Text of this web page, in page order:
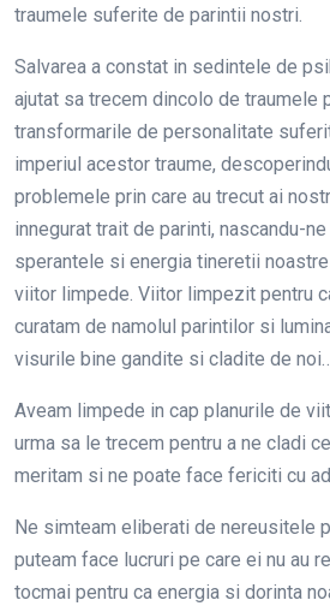
traumele suferite de parintii nostri.
Salvarea a constat in sedintele de
ajutat sa trecem dincolo de traumele
transformarile de personalitate
imperiul acestor traume,
problemele prin care au trecut ai
innegurat trait de parinti, nascandu-
sperantele si energia tineretii
viitor limpede. Viitor limpezit pentru
curatam de namolul parintilor si
visurile bine gandite si cladite de
Aveam limpede in cap planurile de
urma sa le trecem pentru a ne cladi
meritam si ne poate face fericiti cu
Ne simteam eliberati de nereusitele
puteam face lucruri pe care ei nu au
tocmai pentru ca energia si dorinta